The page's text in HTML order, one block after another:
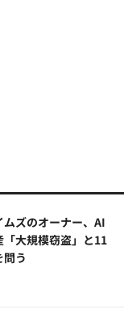
ズのオーナー、AI
大規模窃盗」と11
う